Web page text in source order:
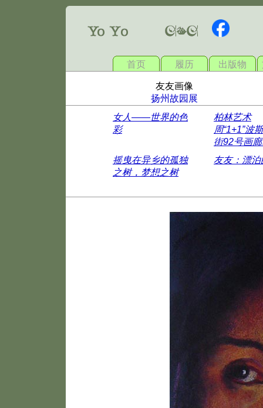
首页 履历 出版物
友友画像
扬州故园展
女人——世界的色
彩
柏林艺术
周“1+1”波
街92号画
摇曳在异乡的孤独
之树，梦想之树
友友：漂泊